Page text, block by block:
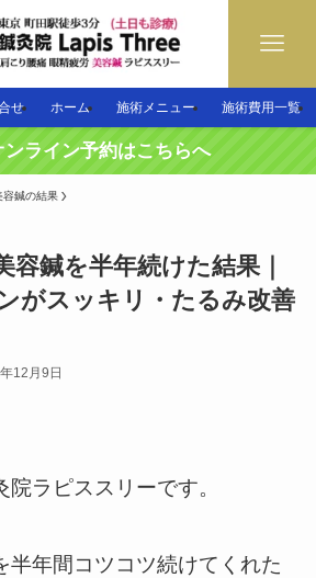
せ ホーム 施術メニュー 施術費用一覧
ンライン予約はこちらへ
容鍼の結果
容鍼を半年続けた結果｜
がスッキリ・たるみ改善
12月9日
ラピススリーです。
半年間コツコツ続けてくれた